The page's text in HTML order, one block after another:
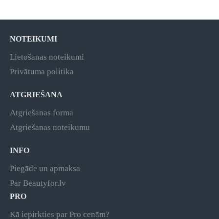
NOTEIKUMI
Lietošanas noteikumi
Privātuma politika
ATGRIEŠANA
Atgriešanas forma
Atgriešanas noteikumu
INFO
Piegāde un apmaksa
Par Beautyfor.lv
PRO
Kā iepirkties par Pro cenām?